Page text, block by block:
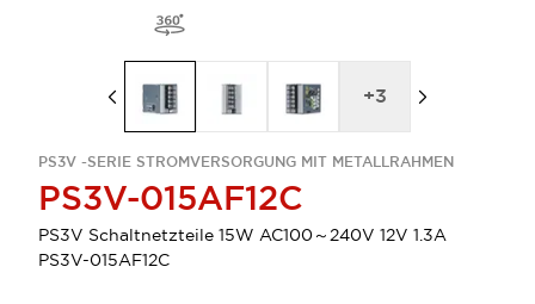
PS3V -SERIE STROMVERSORGUNG MIT METALLRAHMEN
PS3V-015AF12C
PS3V Schaltnetzteile 15W AC100～240V 12V 1.3A
PS3V-015AF12C
+3